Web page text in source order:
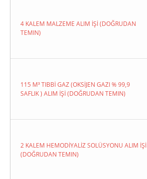
4 KALEM MALZEME ALIM İŞİ (DOĞRUDAN
TEMIN)
115 M³ TIBBİ GAZ (OKSİJEN GAZI % 99,9
SAFLIK ) ALIM İŞİ (DOĞRUDAN TEMIN)
2 KALEM HEMODİYALİZ SOLÜSYONU ALIM İŞİ
(DOĞRUDAN TEMIN)